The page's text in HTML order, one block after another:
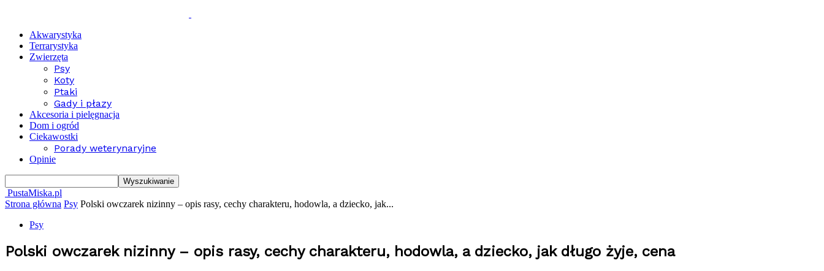
Akwarystyka
Terrarystyka
Zwierzęta
Psy
Koty
Ptaki
Gady i płazy
Akcesoria i pielęgnacja
Dom i ogród
Ciekawostki
Porady weterynaryjne
Opinie
PustaMiska.pl
Strona główna Psy Polski owczarek nizinny – opis rasy, cechy charakteru, hodowla, a dziecko, jak...
Psy
Polski owczarek nizinny – opis rasy, cechy charakteru, hodowla, a dziecko, jak długo żyje, cena